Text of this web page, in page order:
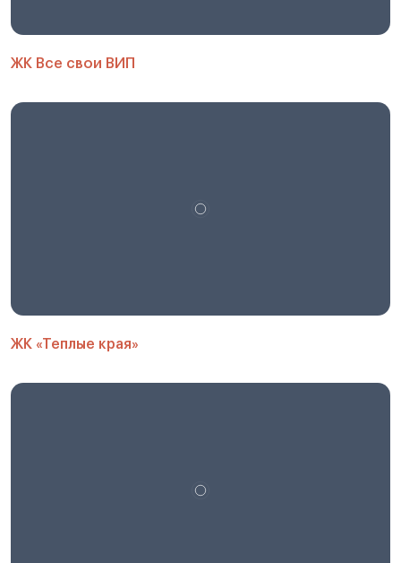
ЖК Все свои ВИП
ЖК «Теплые края»